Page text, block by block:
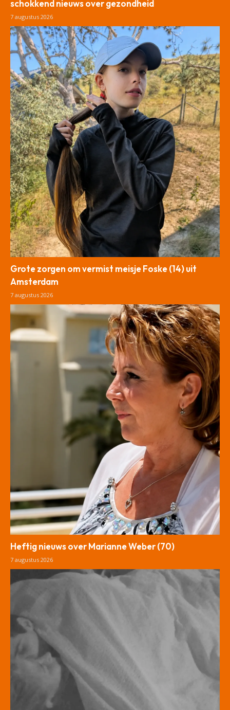
schokkend nieuws over gezondheid
7 augustus 2026
Grote zorgen om vermist meisje Foske (14) uit
Amsterdam
7 augustus 2026
Heftig nieuws over Marianne Weber (70)
7 augustus 2026